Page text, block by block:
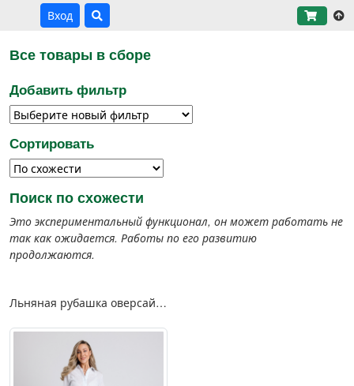
Вход
Все товары в сборе
Добавить фильтр
Сортировать
Поиск по схожести
Это экспериментальный функционал, он может работать не
так как ожидается. Работы по его развитию
продолжаются.
Льняная рубашка оверсайз белый